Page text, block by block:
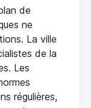
de
ne
La ville
de la
Les
régulières,